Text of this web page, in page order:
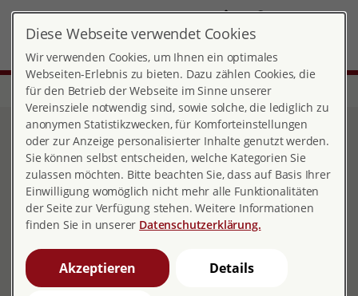
DE
Start Über pro familia Landesverbände Sachsen
Mediathek
Hier können Sie alle Publikationen kostenfrei
Diese Webseite verwendet Cookies
Wir verwenden Cookies, um Ihnen ein optimales
Webseiten-Erlebnis zu bieten. Dazu zählen Cookies, die
für den Betrieb der Webseite im Sinne unserer
Vereinsziele notwendig sind, sowie solche, die lediglich zu
anonymen Statistikzwecken, für Komforteinstellungen
oder zur Anzeige personalisierter Inhalte genutzt werden.
Sie können selbst entscheiden, welche Kategorien Sie
zulassen möchten. Bitte beachten Sie, dass auf Basis Ihrer
Einwilligung womöglich nicht mehr alle Funktionalitäten
der Seite zur Verfügung stehen. Weitere Informationen
finden Sie in unserer Datenschutzerklärung.
Akzeptieren Details